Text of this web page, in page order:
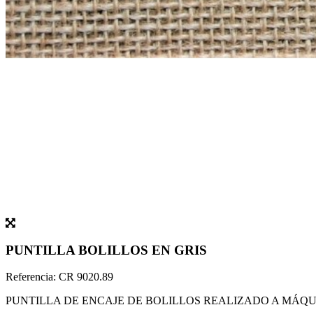
PUNTILLA BOLILLOS EN GRIS
Referencia: CR 9020.89
PUNTILLA DE ENCAJE DE BOLILLOS REALIZADO A